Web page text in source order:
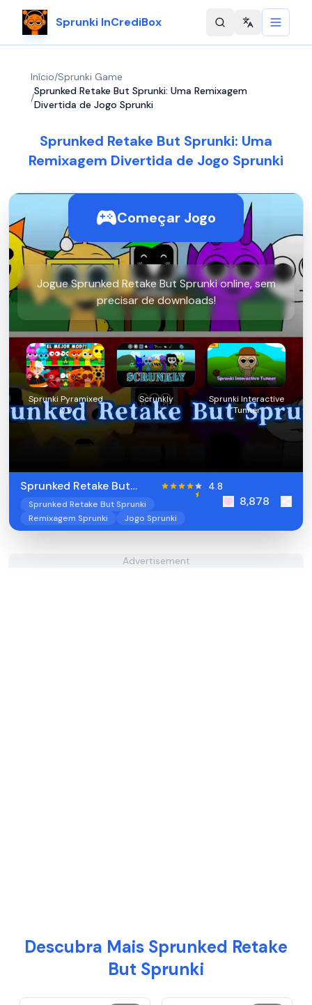
Sprunki InCrediBox Change
Início/Sprunki Game
/
Sprunked Retake But Sprunki: Uma Remixagem
Divertida de Jogo Sprunki
Sprunked Retake But Sprunki: Uma
Remixagem Divertida de Jogo Sprunki
Começar Jogo
Jogue Sprunked Retake But Sprunki online, sem
precisar de downloads!
Sprunki Pyramixed
0.9
Scrunkly
Sprunki Interactive
Tunner
Sprunked Retake But
Sprunki
4.8
Sprunked Retake But Sprunki
Remixagem Sprunki
Jogo Sprunki
8,878
Advertisement
Descubra Mais Sprunked Retake
But Sprunki